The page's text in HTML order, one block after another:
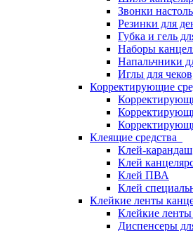
Звонки
Резинки для
Губка и гель
Наборы
Напальчники
Иглы для
Корректирующие
Клеящие средства
Клей-карандаш
Клей
Клей ПВА
Клей
Клейкие ленты
Клейкие ленты
Диспенсеры